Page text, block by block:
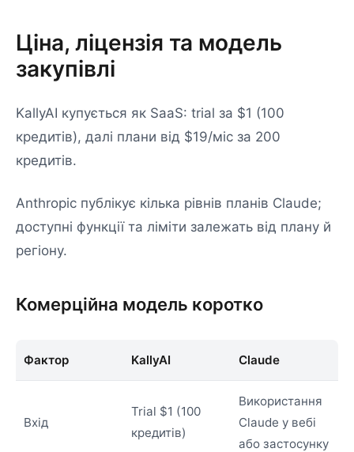
Ціна, ліцензія та модель
закупівлі
KallyAI купується як SaaS: trial за $1 (100
кредитів), далі плани від $19/міс за 200
кредитів.
Anthropic публікує кілька рівнів планів Claude;
доступні функції та ліміти залежать від плану й
регіону.
Комерційна модель коротко
Фактор KallyAI Claude
Вхід
Trial $1 (100
кредитів)
Використання
Claude у вебі
або застосунку